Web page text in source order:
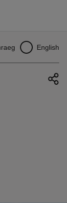
English